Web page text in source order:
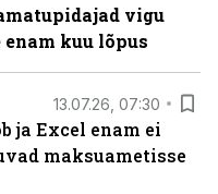
vigu
kuu lõpus
13.07.26, 07:30
ja Excel enam ei
maksuametisse